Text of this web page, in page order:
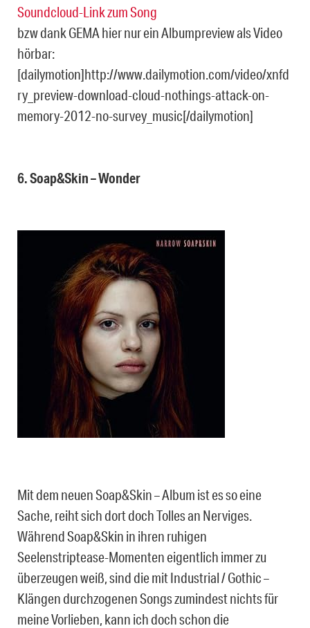
Soundcloud-Link zum Song
bzw dank GEMA hier nur ein Albumpreview als Video
hörbar:
[dailymotion]http://www.dailymotion.com/video/xnfd
ry_preview-download-cloud-nothings-attack-on-
memory-2012-no-survey_music[/dailymotion]
6. Soap&Skin – Wonder
Mit dem neuen Soap&Skin – Album ist es so eine
Sache, reiht sich dort doch Tolles an Nerviges.
Während Soap&Skin in ihren ruhigen
Seelenstriptease-Momenten eigentlich immer zu
überzeugen weiß, sind die mit Industrial / Gothic –
Klängen durchzogenen Songs zumindest nichts für
meine Vorlieben, kann ich doch schon die